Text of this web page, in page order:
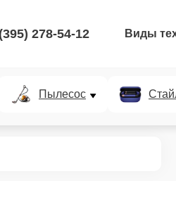
278-54-12 Виды
Пылесос